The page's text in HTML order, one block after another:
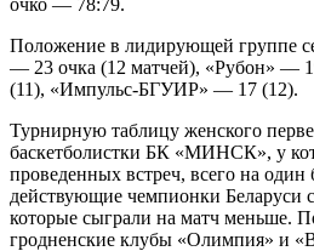
Положение в лидирующей группе
— 23 очка (12 матчей), «Рубон» —
(11), «Импульс-БГУИР» — 17 (12).
Турнирную таблицу женского
баскетболистки БК «МИНСК», у
проведенных встреч, всего на один
действующие чемпионки Беларуси
которые сыграли на матч меньше.
гродненские клубы «Олимпия» и